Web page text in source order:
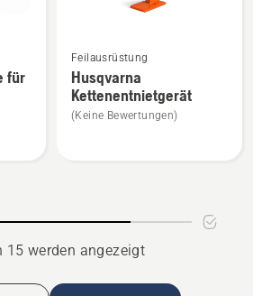
für
Details
zu
Husqvarna
Kettenentnietgerät
Feilausrüstung
Husqvarna
Kettenentnietgerät
(Keine Bewertungen)
15 werden angezeigt